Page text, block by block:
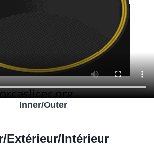
Inner/Outer
Extérieur/Intérieur